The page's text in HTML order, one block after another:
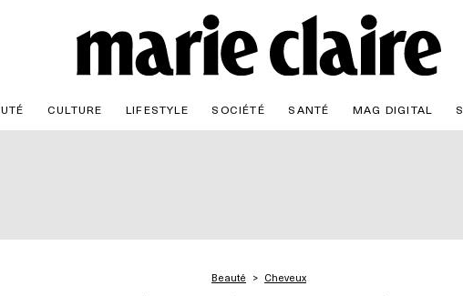
CULTURE LIFESTYLE SOCIÉTÉ SANTÉ MAG DIGITAL
Beauté Cheveux